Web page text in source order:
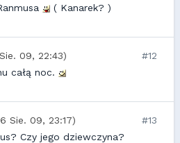
( Kanarek? )
09, 22:43)
#12
całą noc.
Sie. 09, 23:17)
#13
Czy jego dziewczyna?